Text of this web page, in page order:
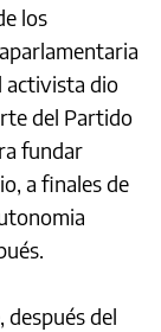
los
activista dio
del Partido
fundar
a finales de
del